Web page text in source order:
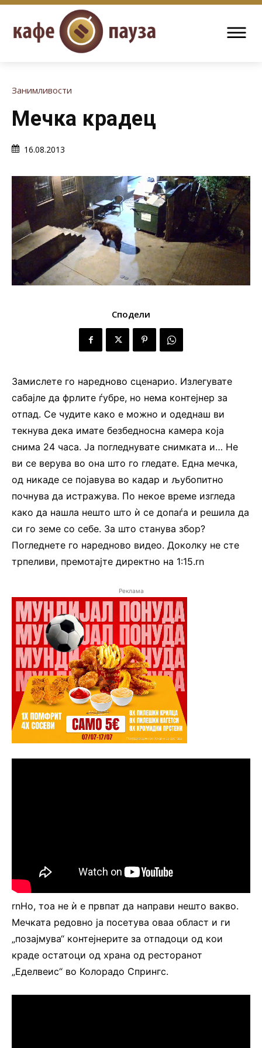
Занимливости
Мечка крадец
16.08.2013
Сподели
Замислете го наредново сценарио. Излегувате
сабајле да фрлите ѓубре, но нема контејнер за
отпад. Се чудите како е можно и одеднаш ви
текнува дека имате безбедносна камера која
снима 24 часа. Ја погледнувате снимката и… Не
ви се верува во она што го гледате. Една мечка,
од никаде се појавува во кадар и љубопитно
почнува да истражува. По некое време изгледа
како да нашла нешто што ѝ се допаѓа и решила да
си го земе со себе. За што станува збор?
Погледнете го наредново видео. Доколку не сте
трпеливи, премотајте директно на 1:15.rn
Реклама
rnНо, тоа не ѝ е првпат да направи нешто вакво.
Мечката редовно ја посетува оваа област и ги
„позајмува“ контејнерите за отпадоци од кои
краде остатоци од храна од ресторанот
„Еделвеис“ во Колорадо Спрингс.